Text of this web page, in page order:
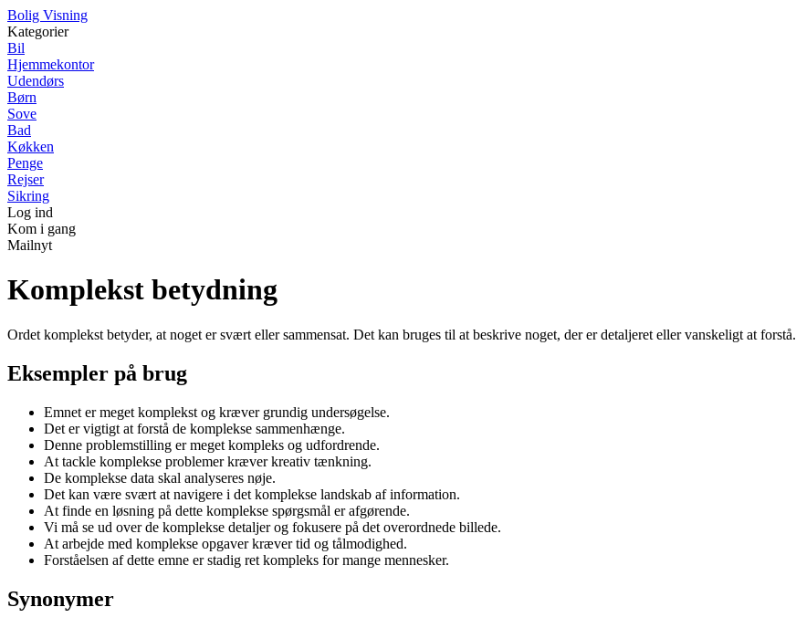
Bolig Visning
Kategorier
Bil
Hjemmekontor
Udendørs
Børn
Sove
Bad
Køkken
Penge
Rejser
Sikring
Log ind
Kom i gang
Mailnyt
Komplekst betydning
Ordet komplekst betyder, at noget er svært eller sammensat. Det kan bruges til at beskrive noget, der er detaljeret eller vanskeligt at forstå.
Eksempler på brug
Emnet er meget komplekst og kræver grundig undersøgelse.
Det er vigtigt at forstå de komplekse sammenhænge.
Denne problemstilling er meget kompleks og udfordrende.
At tackle komplekse problemer kræver kreativ tænkning.
De komplekse data skal analyseres nøje.
Det kan være svært at navigere i det komplekse landskab af information.
At finde en løsning på dette komplekse spørgsmål er afgørende.
Vi må se ud over de komplekse detaljer og fokusere på det overordnede billede.
At arbejde med komplekse opgaver kræver tid og tålmodighed.
Forståelsen af dette emne er stadig ret kompleks for mange mennesker.
Synonymer